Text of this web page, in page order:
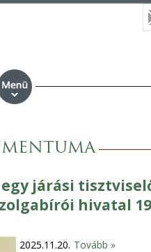
járási
hivatal
2025.11.20. Tovább »